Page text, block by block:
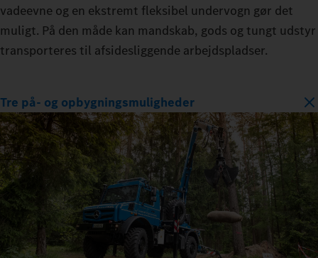
vadeevne og en ekstremt fleksibel undervogn gør det
muligt. På den måde kan mandskab, gods og tungt udstyr
transporteres til afsidesliggende arbejdspladser.
Tre på- og opbygningsmuligheder